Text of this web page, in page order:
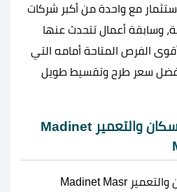
مع واحدة من أكبر شركات
وسابقة أعمال تتحدث عنها
الفرص المتاحة أمامه التي
سعر طرح وتقسيط طويل
شركة مدينة مصر للإسكان والتعمير Madinet
شركة مدينة مصر للإسكان والتعمير Madinet Masr